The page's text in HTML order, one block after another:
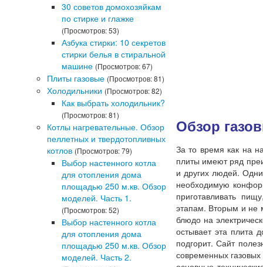
30 советов домохозяйкам
по стирке и глажке
(Просмотров: 53)
Азбука стирки: 10 секретов
стирки белья в стиральной
машине (Просмотров: 67)
Плиты газовые (Просмотров: 81)
Холодильники (Просмотров: 82)
Как выбрать холодильник?
(Просмотров: 81)
Котлы нагревательные. Обзор
пеллетных и твердотопливных
котлов (Просмотров: 79)
Выбор настенного котла
для отопления дома
площадью 250 м.кв. Обзор
моделей. Часть 1.
(Просмотров: 52)
Выбор настенного котла
для отопления дома
площадью 250 м.кв. Обзор
моделей. Часть 2.
Обзор
За то время как на
плиты имеют ряд
и других людей.
необходимую
приготавливать
этапам. Вторым и не
блюдо на
остывает эта плита
подгорит. Сайт
современных